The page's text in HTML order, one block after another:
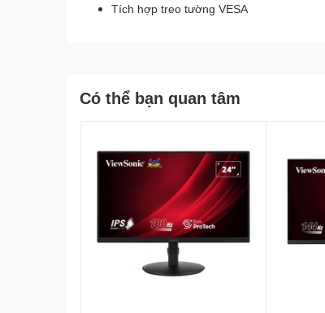
Tích hợp treo tường VESA
Có thể bạn quan tâm